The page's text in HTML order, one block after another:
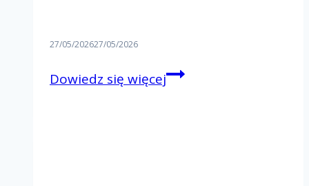
27/05/202627/05/2026
Dowiedz się więcejRejonowy